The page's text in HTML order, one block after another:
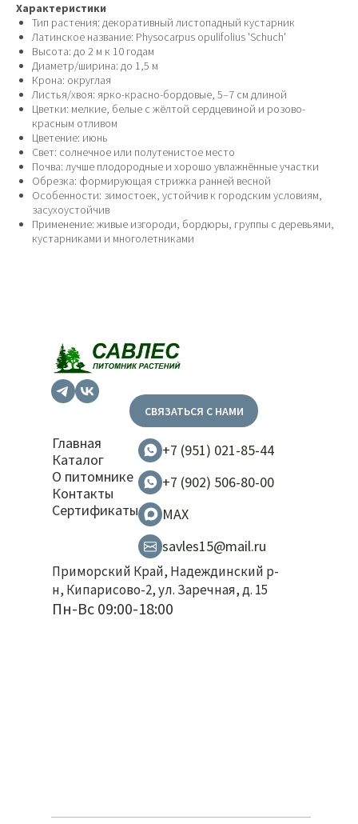
Характеристики
Тип растения: декоративный листопадный кустарник
Латинское название: Physocarpus opulifolius 'Schuch'
Высота: до 2 м к 10 годам
Диаметр/ширина: до 1,5 м
Крона: округлая
Листья/хвоя: ярко-красно-бордовые, 5–7 см длиной
Цветки: мелкие, белые с жёлтой сердцевиной и розово-
красным отливом
Цветение: июнь
Свет: солнечное или полутенистое место
Почва: лучше плодородные и хорошо увлажнённые участки
Обрезка: формирующая стрижка ранней весной
Особенности: зимостоек, устойчив к городским условиям,
засухоустойчив
Применение: живые изгороди, бордюры, группы с деревьями,
кустарниками и многолетниками
Главная
Каталог
О питомнике
Контакты
Сертификаты
+7 (951) 021-85-44
+7 (902) 506-80-00
MAX
savles15@mail.ru
Приморский Край, Надеждинский р-
н, Кипарисово-2, ул. Заречная, д. 15
Пн-Вс 09:00-18:00
СВЯЗАТЬСЯ С НАМИ